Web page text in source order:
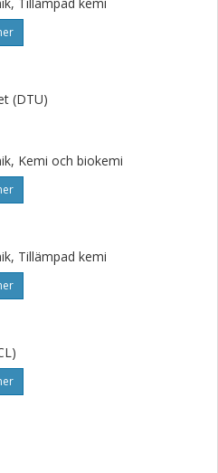
(DTU)
Kemi och biokemi
Tillämpad kemi